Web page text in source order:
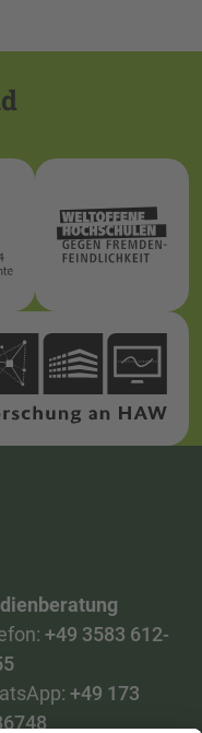
+49 3583 612-
+49 173